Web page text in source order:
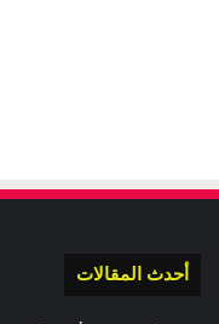
أحدث المقالات